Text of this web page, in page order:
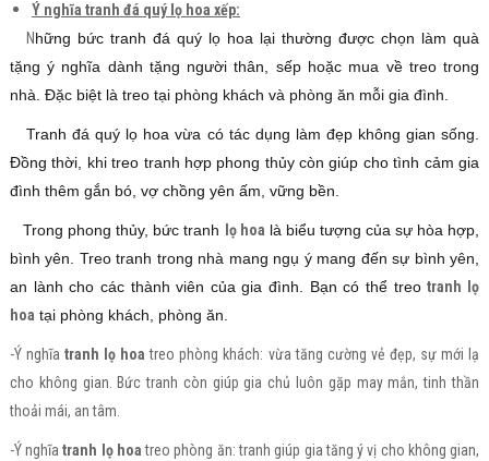
Ý nghĩa tranh đá quý lọ hoa xếp:
Những bức tranh đá quý lọ hoa lại thường được chọn làm quà
tặng ý nghĩa dành tặng người thân, sếp hoặc mua về treo trong
nhà. Đặc biệt là treo tại phòng khách và phòng ăn mỗi gia đình.
Tranh đá quý lọ hoa vừa có tác dụng làm đẹp không gian sống.
Đồng thời, khi treo tranh hợp phong thủy còn giúp cho tình cảm gia
đình thêm gắn bó, vợ chồng yên ấm, vững bền.
Trong phong thủy, bức tranh lọ hoa là biểu tượng của sự hòa hợp,
bình yên. Treo tranh trong nhà mang ngụ ý mang đến sự bình yên,
an lành cho các thành viên của gia đình. Bạn có thể treotranh lọ
hoa tại phòng khách, phòng ăn.
-Ý nghĩatranh lọ hoa treo phòng khách: vừa tăng cường vẻ đẹp, sự mới lạ
cho không gian. Bức tranh còn giúp gia chủ luôn gặp may mắn, tinh thần
thoải mái, an tâm.
-Ý nghĩatranh lọ hoatreo phòng ăn: tranh giúp gia tăng ý vị cho không gian,